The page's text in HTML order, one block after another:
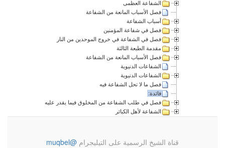
الشفاعة العظمى
فصل الأسباب المانعة من الشفاعة
أسباب الشفاعة
فصل في شفاعة المؤمنين
فصل في الشفاعة في خروج الموحدين من النار
مقدمة الطبعة الثالثة
فصل الأسباب المانعة من الشفاعة
الشفاعات الدنيوية
الشفاعات الدنيوية
فصل ما لا تحل الشفاعة فيه
فائدة:
فصل في طلب الشفاعة من المخلوق فيما يقدر عليه
الشفاعة لأهل الكبائر
قناة الشيخ الرسمية على التيليجرام @muqbel